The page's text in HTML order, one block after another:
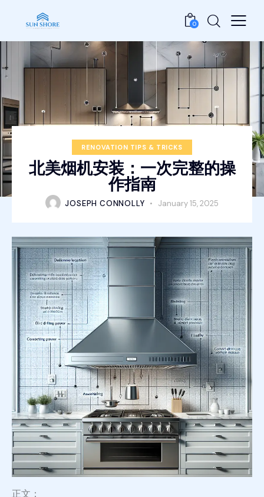
0
RENOVATION TIPS & TRICKS
北美烟机安装：一次完整的操
作指南
JOSEPH CONNOLLY January 15, 2025
正文：